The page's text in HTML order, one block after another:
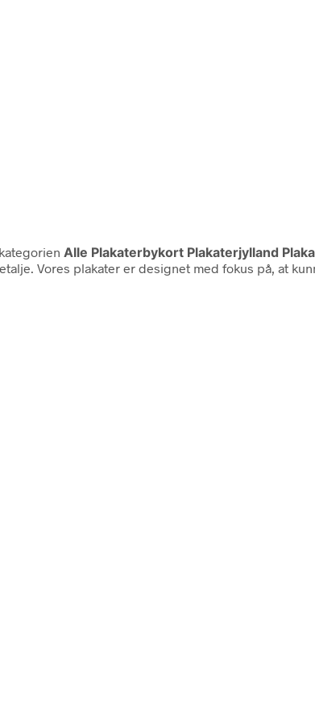
Alle Plakaterbykort Plakaterjylland
Vores plakater er designet med fokus på, at